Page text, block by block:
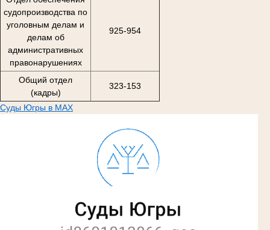
судопроизводства по
уголовным делам и
делам об
административных
правонарушениях
925-954
Общий отдел
(кадры)
323-153
Суды Югры в MAX